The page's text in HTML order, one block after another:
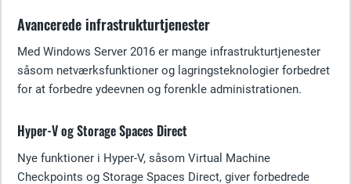
Avancerede infrastrukturtjenester
Med Windows Server 2016 er mange infrastrukturtjenester
såsom netværksfunktioner og lagringsteknologier forbedret
for at forbedre ydeevnen og forenkle administrationen.
Hyper-V og Storage Spaces Direct
Nye funktioner i Hyper-V, såsom Virtual Machine
Checkpoints og Storage Spaces Direct, giver forbedrede